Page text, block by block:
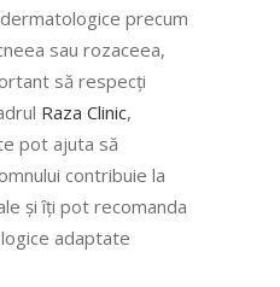
precum
sau rozaceea,
să respecți
Raza Clinic,
pot ajuta să
contribuie la
și îți pot recomanda
adaptate